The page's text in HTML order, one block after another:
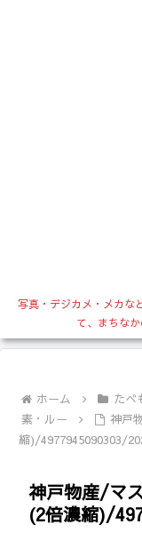
写真・デジカメ・メカな
て、まちな
ホーム たべ
素・ルー
神戸
縮)/4977945090303/
神戸物産/マ
(2倍濃縮)/